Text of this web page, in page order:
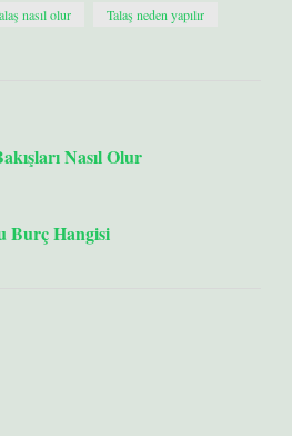
nasıl olur Talaş neden yapılır
Nasıl Olur
Burç Hangisi